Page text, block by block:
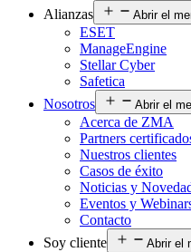
Alianzas
Abrir el
ESET
ManageEngine
Stellar Cyber
Safetica
Nosotros
Abrir el
Acerca de ZMA
Partners
Nuestros clientes
Casos de éxito
Noticias y
Eventos y
Contacto
Soy cliente
Abrir el